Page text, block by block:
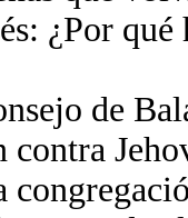
¿Por qué
de
contra